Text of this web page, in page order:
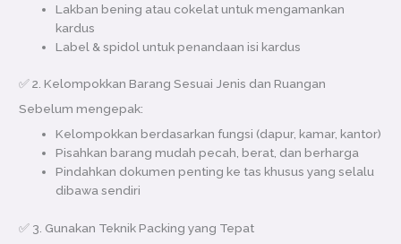
Lakban bening atau cokelat untuk mengamankan
kardus
Label & spidol untuk penandaan isi kardus
✅ 2. Kelompokkan Barang Sesuai Jenis dan Ruangan
Sebelum mengepak:
Kelompokkan berdasarkan fungsi (dapur, kamar, kantor)
Pisahkan barang mudah pecah, berat, dan berharga
Pindahkan dokumen penting ke tas khusus yang selalu
dibawa sendiri
✅ 3. Gunakan Teknik Packing yang Tepat